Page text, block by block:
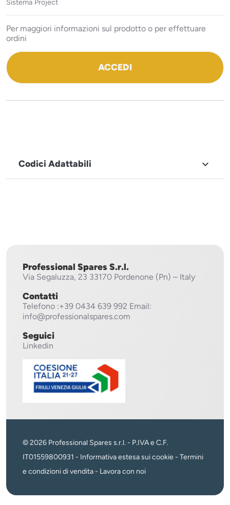
Per maggiori informazioni sul prodotto o per effettuare
ordini
ACCEDI
Codici Adattabili 
Professional Spares S.r.l.
Via Segaluzza, 23 33170 Pordenone (Pn) – Italy
Contatti
Telefono :+39 0434 639 992 Email:
info@professionalspares.com
Seguici
Linkedin
© 2026 Professional Spares s.r.l. - P.IVA e C.F.
IT01559800931 - Informativa estesa sui cookie - Termini
e condizioni di vendita- Lavora con noi